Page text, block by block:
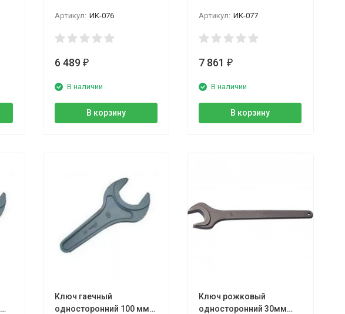
Артикул: ИК-076
6 489 ₽
В наличии
В корзину
Артикул: ИК-077
7 861 ₽
В наличии
В корзину
Ключ гаечный
односторонний 100 мм
Ключ рожковый
односторонний 30мм